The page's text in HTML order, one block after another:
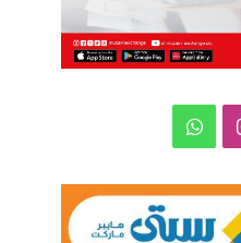
انستقرامواتساب